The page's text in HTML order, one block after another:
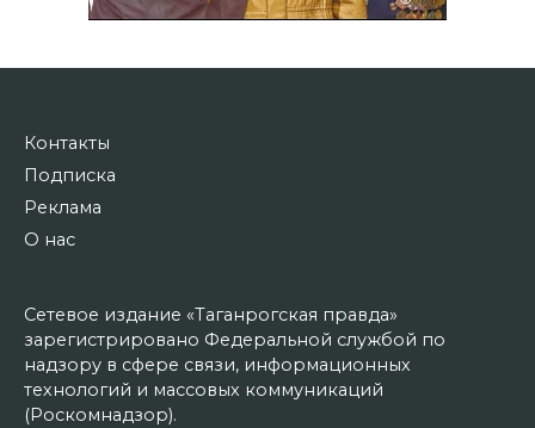
Контакты
Подписка
Реклама
О нас
Сетевое издание «Таганрогская правда»
зарегистрировано Федеральной службой по
надзору в сфере связи, информационных
технологий и массовых коммуникаций
(Роскомнадзор).